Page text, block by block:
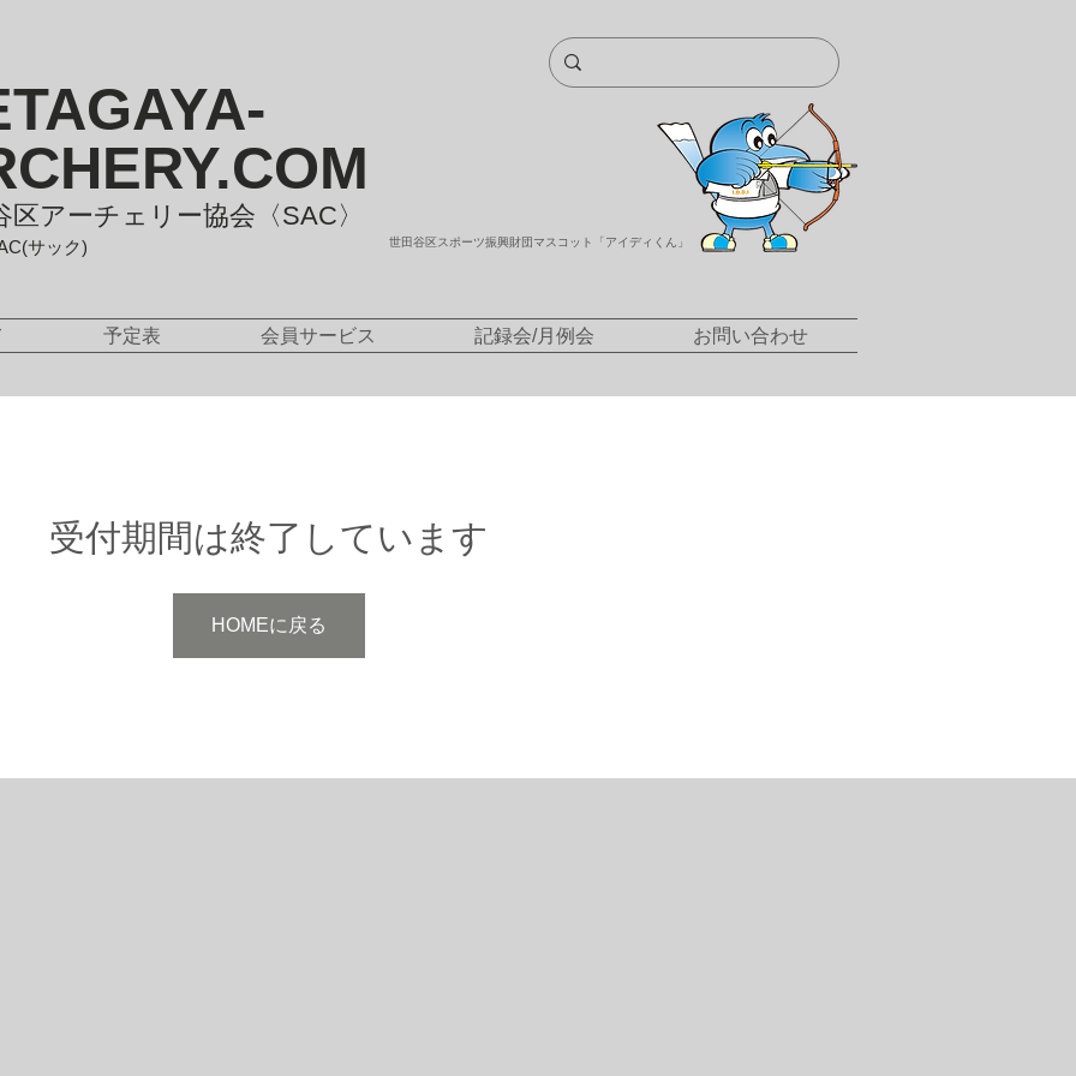
区アーチェリー協会〈SAC〉
世田谷区スポーツ振興財団マスコット「アイディくん」
サック)
予定表 会員サービス 記録会/月例会 お問い合わせ
受付期間は終了しています
HOMEに戻る